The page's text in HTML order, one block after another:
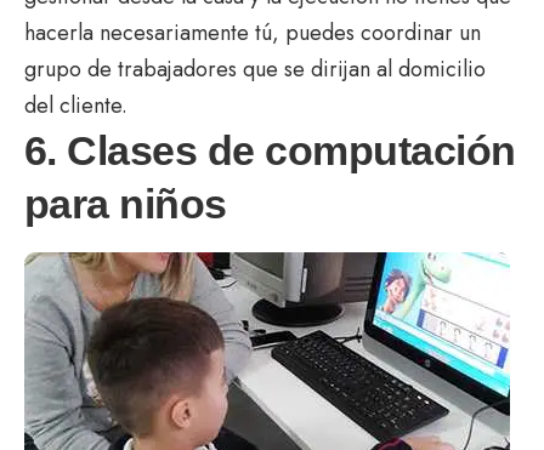
hacerla necesariamente tú, puedes coordinar un
grupo de trabajadores que se dirijan al domicilio
del cliente.
6. Clases de computación
para niños